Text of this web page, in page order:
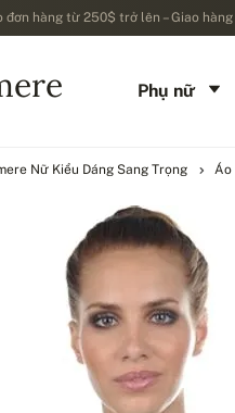
đơn hàng từ 250$ trở lên – Giao
Phụ nữ
Nữ Kiểu Dáng Sang Trọng Áo